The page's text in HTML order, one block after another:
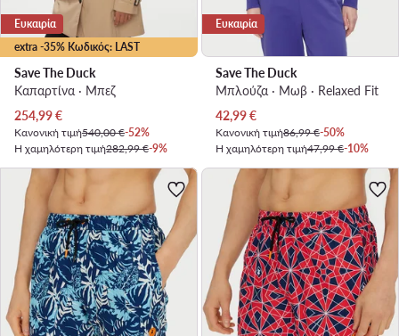
extra -35% Κωδικός: LAST
Ευκαιρία
Save The Duck
Καπαρτίνα · Μπεζ
Τρέχουσα τιμή
254,99€
Κανονική τιμή540,00 €-52%
Η χαμηλότερη τιμή282,99 €-9%
Ευκαιρία
Save The Duck
Μπλούζα · Μωβ · Relaxed Fit
Τρέχουσα τιμή
42,99€
Κανονική τιμή86,99 €-50%
Η χαμηλότερη τιμή47,99 €-10%